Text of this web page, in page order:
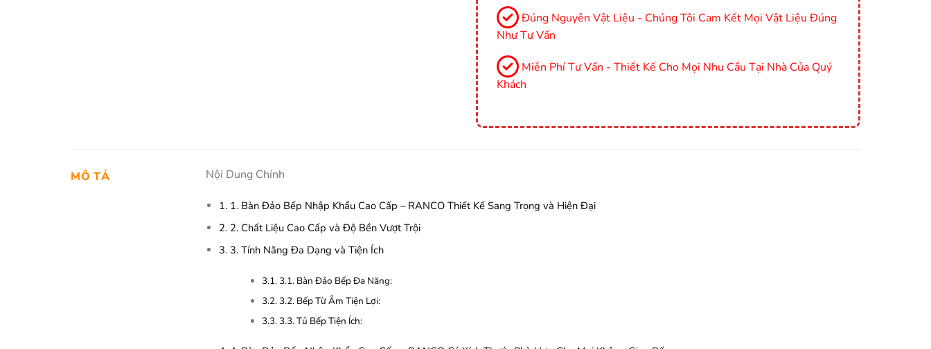
Đúng Nguyên Vật Liệu - Chúng Tôi Cam Kết Mọi Vật Liệu Đúng
Như Tư Vấn
Miễn Phí Tư Vấn - Thiết Kế Cho Mọi Nhu Cầu Tại Nhà Của Quý
Khách
MÔ TẢ Nội Dung Chính
1. 1. Bàn Đảo Bếp Nhập Khẩu Cao Cấp – RANCO Thiết Kế Sang Trọng và Hiện Đại
2. 2. Chất Liệu Cao Cấp và Độ Bền Vượt Trội
3. 3. Tính Năng Đa Dạng và Tiện Ích
3.1.3.1. Bàn Đảo Bếp Đa Năng:
3.2.3.2. Bếp Từ Âm Tiện Lợi:
3.3.3.3. Tủ Bếp Tiện Ích: